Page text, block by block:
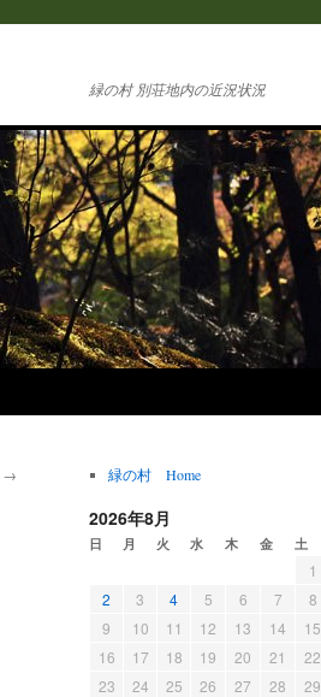
緑の村 別荘地内の近況状況
→ 緑の村 Home
2026年8月
日 月 火 水 木 金 土
1
2
3 4 5 6 7
8
9
10 11 12 13 14
15
16
17 18 19 20 21
22
23
24 25 26 27 28
29